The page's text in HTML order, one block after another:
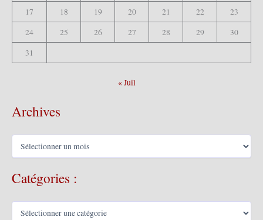
17
18 19 20 21 22
23
24
25 26 27 28 29
30
31
« Juil
Archives
A
h
Catégories :
C